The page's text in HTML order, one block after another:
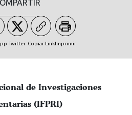
Twitter Copiar LinkImprimir
de Investigaciones
(IFPRI)